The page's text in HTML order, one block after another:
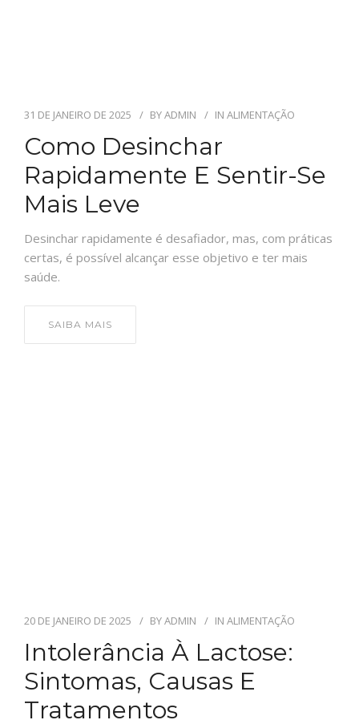
31 DE JANEIRO DE 2025 BYADMIN IN ALIMENTAÇÃO
Como Desinchar
Rapidamente E Sentir-Se
Mais Leve
Desinchar rapidamente é desafiador, mas, com práticas
certas, é possível alcançar esse objetivo e ter mais
saúde.
SAIBA MAIS
20 DE JANEIRO DE 2025 BYADMIN IN ALIMENTAÇÃO
Intolerância À Lactose:
Sintomas, Causas E
Tratamentos